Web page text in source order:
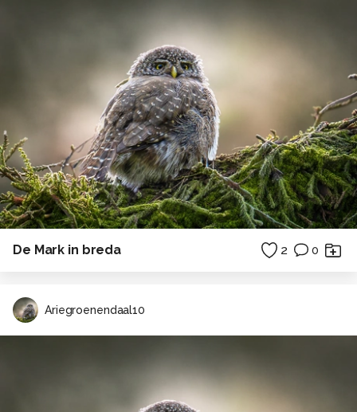
De Mark in breda 2 0
Ariegroenendaal10